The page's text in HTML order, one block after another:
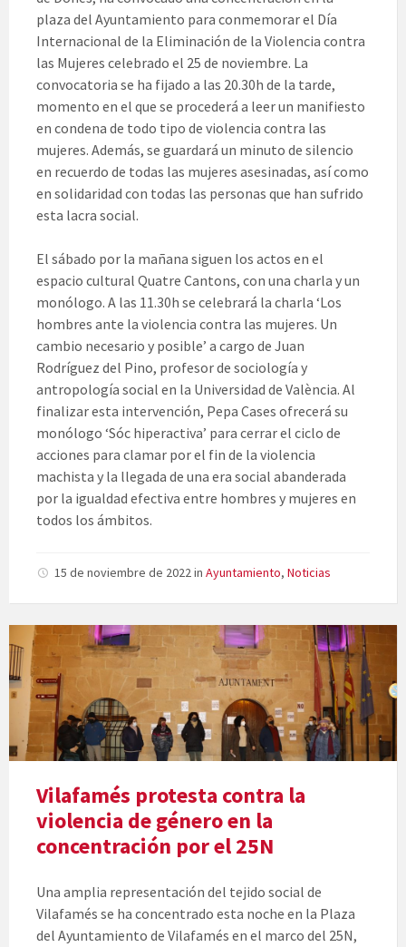
plaza del Ayuntamiento para conmemorar el Día
Internacional de la Eliminación de la Violencia contra
las Mujeres celebrado el 25 de noviembre. La
convocatoria se ha fijado a las 20.30h de la tarde,
momento en el que se procederá a leer un manifiesto
en condena de todo tipo de violencia contra las
mujeres. Además, se guardará un minuto de silencio
en recuerdo de todas las mujeres asesinadas, así como
en solidaridad con todas las personas que han sufrido
esta lacra social.
El sábado por la mañana siguen los actos en el
espacio cultural Quatre Cantons, con una charla y un
monólogo. A las 11.30h se celebrará la charla ‘Los
hombres ante la violencia contra las mujeres. Un
cambio necesario y posible’ a cargo de Juan
Rodríguez del Pino, profesor de sociología y
antropología social en la Universidad de València. Al
finalizar esta intervención, Pepa Cases ofrecerá su
monólogo ‘Sóc hiperactiva’ para cerrar el ciclo de
acciones para clamar por el fin de la violencia
machista y la llegada de una era social abanderada
por la igualdad efectiva entre hombres y mujeres en
todos los ámbitos.
15 de noviembre de 2022in Ayuntamiento, Noticias
Vilafamés protesta contra la
violencia de género en la
concentración por el 25N
Una amplia representación del tejido social de
Vilafamés se ha concentrado esta noche en la Plaza
del Ayuntamiento de Vilafamés en el marco del 25N,